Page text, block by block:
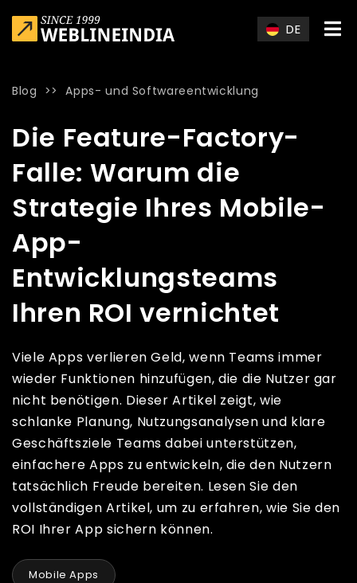
DE
Blog >>Apps- und Softwareentwicklung
Die Feature-Factory-
Falle: Warum die
Strategie Ihres Mobile-
App-
Entwicklungsteams
Ihren ROI vernichtet
Viele Apps verlieren Geld, wenn Teams immer
wieder Funktionen hinzufügen, die die Nutzer gar
nicht benötigen. Dieser Artikel zeigt, wie
schlanke Planung, Nutzungsanalysen und klare
Geschäftsziele Teams dabei unterstützen,
einfachere Apps zu entwickeln, die den Nutzern
tatsächlich Freude bereiten. Lesen Sie den
vollständigen Artikel, um zu erfahren, wie Sie den
ROI Ihrer App sichern können.
Mobile Apps